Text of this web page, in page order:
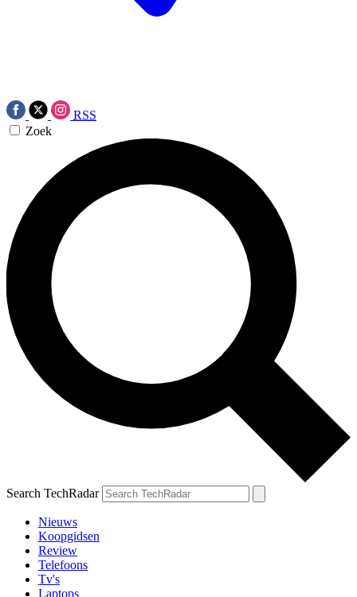
RSS
Zoek
Search TechRadar
Nieuws
Koopgidsen
Review
Telefoons
Tv's
Laptops